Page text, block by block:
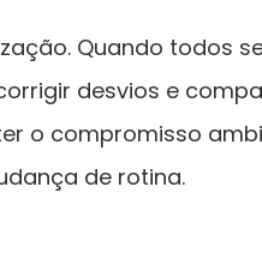
Quando todos
desvios e
o compromisso
de rotina.